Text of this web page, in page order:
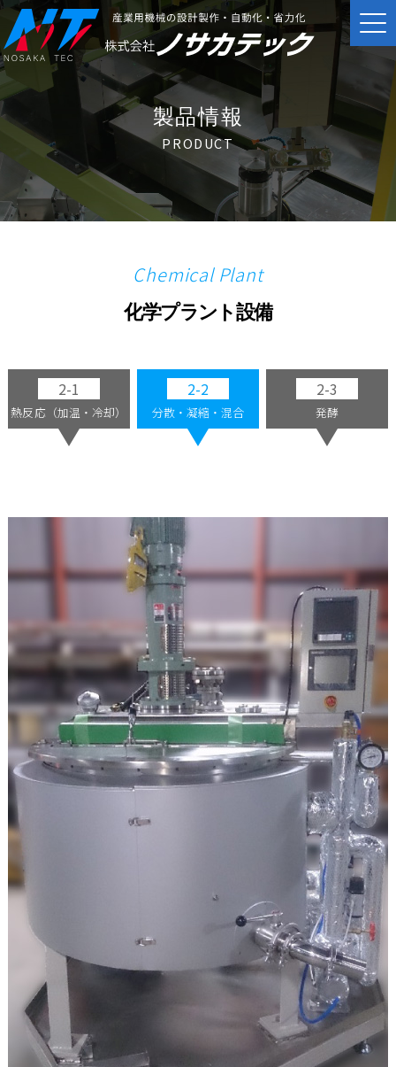
製品情報
PRODUCT
Chemical Plant
化学プラント設備
2-1
熱反応（加温・冷却）
2-2
分散・凝縮・混合
2-3
発酵